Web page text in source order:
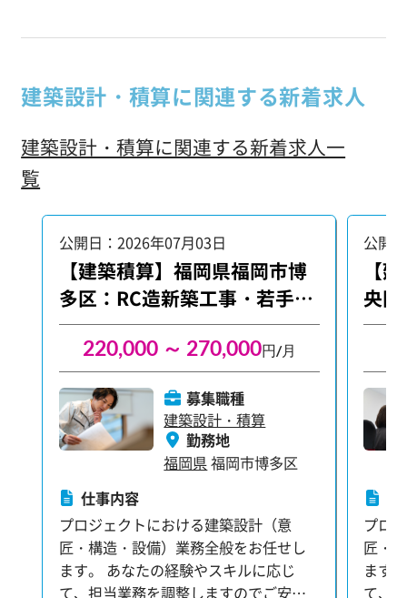
建築設計・積算に関連する新着求人
建築設計・積算に関連する新着求人一
覧
公開日：2026年07月03日
【建築積算】福岡県福岡市博
多区：RC造新築工事・若手活
躍
220,000 ～ 270,000円/月
募集職種
建築設計・積算
勤務地
福岡県福岡市博多区
仕事内容
プロジェクトにおける建築設計（意
匠・構造・設備）業務全般をお任せし
ます。 あなたの経験やスキルに応じ
て、担当業務を調整しますのでご安心
公開
【
央
プロ
匠・
ます
て、